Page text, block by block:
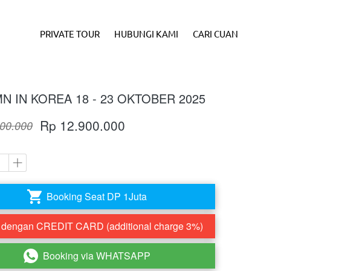
PRIVATE TOUR HUBUNGI KAMI CARI CUAN
IN KOREA 18 - 23 OKTOBER 2025
Rp 12.900.000
` Booking Seat DP 1Juta
CREDIT CARD (additional charge 3%)
` Booking via WHATSAPP